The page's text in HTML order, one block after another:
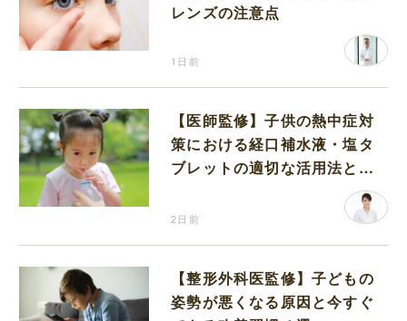
レンズの注意点
1日前
【医師監修】子供の熱中症対
策における経口補水液・塩タ
ブレットの適切な活用法と水
2日前
【整形外科医監修】子どもの
姿勢が悪くなる原因と今すぐ